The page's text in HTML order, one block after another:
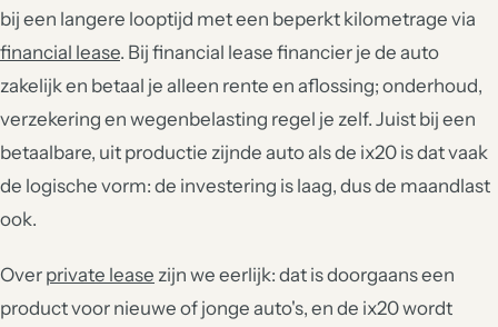
bij een langere looptijd met een beperkt kilometrage via
financial lease. Bij financial lease financier je de auto
zakelijk en betaal je alleen rente en aflossing; onderhoud,
verzekering en wegenbelasting regel je zelf. Juist bij een
betaalbare, uit productie zijnde auto als de ix20 is dat vaak
de logische vorm: de investering is laag, dus de maandlast
ook.
Over private lease zijn we eerlijk: dat is doorgaans een
product voor nieuwe of jonge auto's, en de ix20 wordt